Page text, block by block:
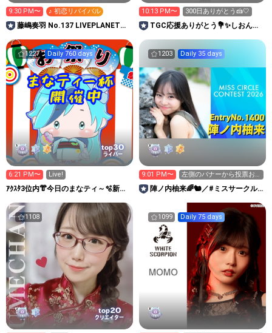
9:30 PM〜 ♪ 初恋リバイバル
藤嶋奏羽 No.137 LIVEPLANET新
10:13 PM〜 300日ありがとう🍰🤍
TGC応援ありがとう💐✨しおん🧶
1227 Daily 760 days
top30
ライバー
6:21 PM〜 Live!
ｱｸｽﾀ3位内👘今日のまなティ～🫧新ア
1203 Daily 35 days
9:01 PM〜
左側のバナーから投票お
願いします！🗳✨️
陣ノ内柚来🌈🐿／#ミスサークル
1108
top20
クリエイター
1099 Daily 75 days